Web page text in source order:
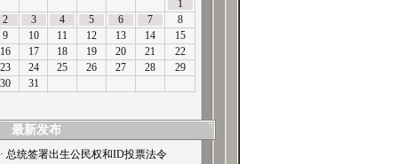
最新发布
· 总统签署出生公民权和ID投票法令